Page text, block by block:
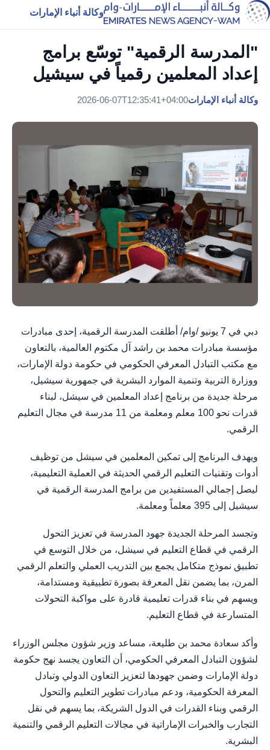
وكالة أنباء الإمارات
"المدرسة الرقمية" توسّع برامج
إعداد المعلمين رقمياً في سيشيل
وكالة أنباء الإمارات2026-06-07T12:35:41+04:00
دبي في 7 يونيو /وام/ أطلقت المدرسة الرقمية، إحدى مبادرات
مؤسسة مبادرات محمد بن راشد آل مكتوم العالمية، بالتعاون
مع مكتب التبادل المعرفي الحكومي في حكومة دولة الإمارات،
ووزارة التربية وتنمية الموارد البشرية في جمهورية سيشيل،
مرحلة جديدة من برنامج إعداد المعلمين في سيشل، لبناء
قدرات نحو 100 معلم ومعلمة من 11 مدرسة في مجال التعليم
الرقمي.
ويهدف البرنامج إلى تمكين المعلمين في سيشل من توظيف
أدوات وتقنيات التعليم الرقمي الحديثة في العملية التعليمية،
ليصل إجمالي المستفيدين من برامج المدرسة الرقمية في
سيشيل إلى 395 معلماً ومعلمة.
وتجسد المرحلة الجديدة جهود المدرسة في تعزيز التحول
الرقمي في قطاع التعليم في سيشل، من خلال التوسع في
تطبيق نموذج متكامل يجمع بين التدريب العملي والتعلم الرقمي
المرن، بما يضمن نقل المعرفة بصورة تطبيقية ومستدامة،
ويسهم في بناء قدرات تعليمية قادرة على مواكبة التحولات
المتسارعة في قطاع التعليم.
وأكد سعادة محمد بن طليعة، مساعد وزير شؤون مجلس الوزراء
لشؤون التبادل المعرفي الحكومي، أن التعاون يجسد نهج حكومة
دولة الإمارات وضمن جهودها لتعزيز التعاون الدولي وتبادل
المعرفة الحكومية، ودعم مبادرات تطوير التعليم والتحول
الرقمي وبناء القدرات في الدول الشريكة، بما يسهم في نقل
التجارب والخبرات الإماراتية في مجالات التعليم الرقمي والتنمية
البشرية.